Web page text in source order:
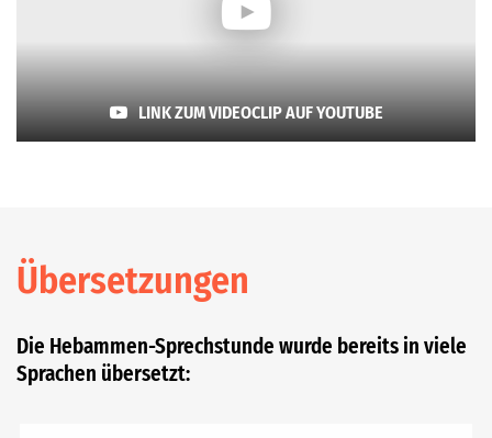
LINK ZUM VIDEOCLIP AUF YOUTUBE
Über­setzungen
Die Hebammen-Sprechstunde wurde bereits in viele
Sprachen übersetzt: